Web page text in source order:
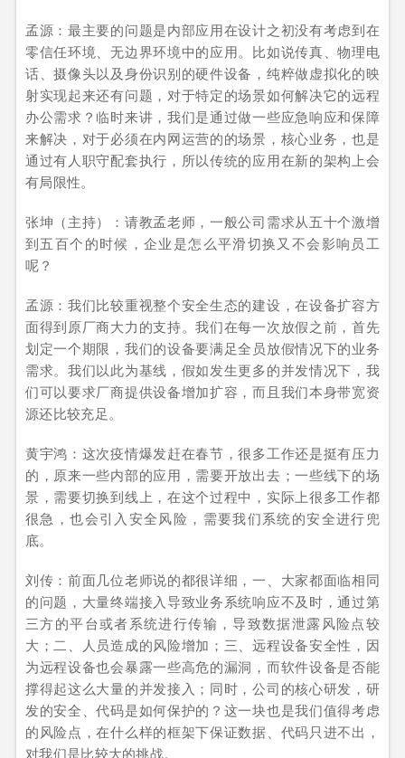
孟源：最主要的问题是内部应用在设计之初没有考虑到在
零信任环境、无边界环境中的应用。比如说传真、物理电
话、摄像头以及身份识别的硬件设备，纯粹做虚拟化的映
射实现起来还有问题，对于特定的场景如何解决它的远程
办公需求？临时来讲，我们是通过做一些应急响应和保障
来解决，对于必须在内网运营的的场景，核心业务，也是
通过有人职守配套执行，所以传统的应用在新的架构上会
有局限性。
张坤（主持）：请教孟老师，一般公司需求从五十个激增
到五百个的时候，企业是怎么平滑切换又不会影响员工
呢？
孟源：我们比较重视整个安全生态的建设，在设备扩容方
面得到原厂商大力的支持。我们在每一次放假之前，首先
划定一个期限，我们的设备要满足全员放假情况下的业务
需求。我们以此为基线，假如发生更多的并发情况下，我
们可以要求厂商提供设备增加扩容，而且我们本身带宽资
源还比较充足。
黄宇鸿：这次疫情爆发赶在春节，很多工作还是挺有压力
的，原来一些内部的应用，需要开放出去；一些线下的场
景，需要切换到线上，在这个过程中，实际上很多工作都
很急，也会引入安全风险，需要我们系统的安全进行兜
底。
刘传：前面几位老师说的都很详细，一、大家都面临相同
的问题，大量终端接入导致业务系统响应不及时，通过第
三方的平台或者系统进行传输，导致数据泄露风险点较
大；二、人员造成的风险增加；三、远程设备安全性，因
为远程设备也会暴露一些高危的漏洞，而软件设备是否能
撑得起这么大量的并发接入；同时，公司的核心研发，研
发的安全、代码是如何保护的？这一块也是我们值得考虑
的风险点，在什么样的框架下保证数据、代码只进不出，
对我们是比较大的挑战。